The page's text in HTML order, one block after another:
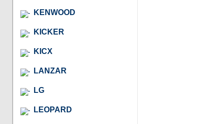
KENWOOD
KICKER
KICX
LANZAR
LG
LEOPARD